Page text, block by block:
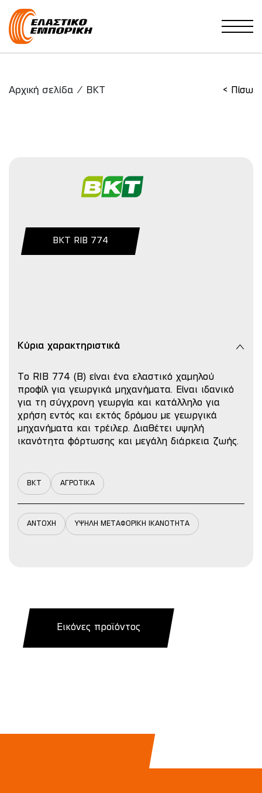
Main Navigation
Αρχική σελίδα / BKT < Πίσω
BKT RIB 774
Κύρια χαρακτηριστικά
Το RIB 774 (B) είναι ένα ελαστικό χαμηλού
προφίλ για γεωργικά μηχανήματα. Είναι ιδανικό
για τη σύγχρονη γεωργία και κατάλληλο για
χρήση εντός και εκτός δρόμου με γεωργικά
μηχανήματα και τρέιλερ. Διαθέτει υψηλή
ικανότητα φόρτωσης και μεγάλη διάρκεια ζωής.
BKT ΑΓΡΟΤΙΚΑ
ΑΝΤΟΧΗ ΥΨΗΛΗ ΜΕΤΑΦΟΡΙΚΗ ΙΚΑΝΟΤΗΤΑ
Εικόνες προϊόντος